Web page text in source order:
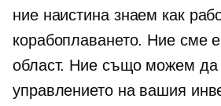
ние наистина знаем как
корабоплаването. Ние сме
област. Ние също можем да
управлението на вашия